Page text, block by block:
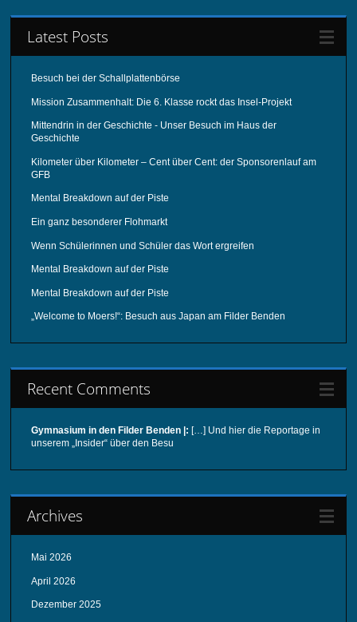
Latest Posts
Besuch bei der Schallplattenbörse
Mission Zusammenhalt: Die 6. Klasse rockt das Insel-Projekt
Mittendrin in der Geschichte - Unser Besuch im Haus der
Geschichte
Kilometer über Kilometer – Cent über Cent: der Sponsorenlauf am
GFB
Mental Breakdown auf der Piste
Ein ganz besonderer Flohmarkt
Wenn Schülerinnen und Schüler das Wort ergreifen
Mental Breakdown auf der Piste
Mental Breakdown auf der Piste
„Welcome to Moers!“: Besuch aus Japan am Filder Benden
Recent Comments
Gymnasium in den Filder Benden |: […] Und hier die Reportage in
unserem „Insider“ über den Besu
Archives
Mai 2026
April 2026
Dezember 2025